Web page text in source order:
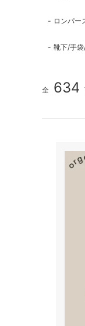
ロンパー
靴下/手
全 634